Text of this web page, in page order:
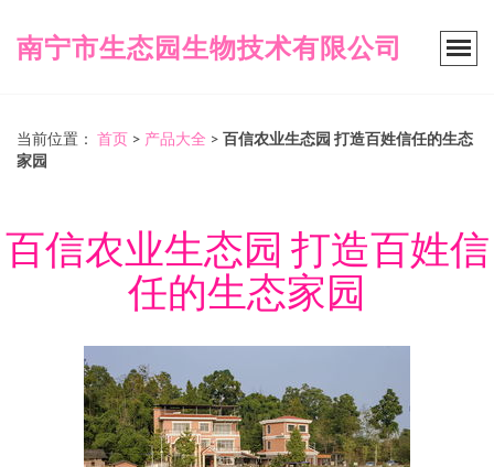
南宁市生态园生物技术有限公司
当前位置： 首页 > 产品大全 > 百信农业生态园 打造百姓信任的生态
家园
百信农业生态园 打造百姓信
任的生态家园